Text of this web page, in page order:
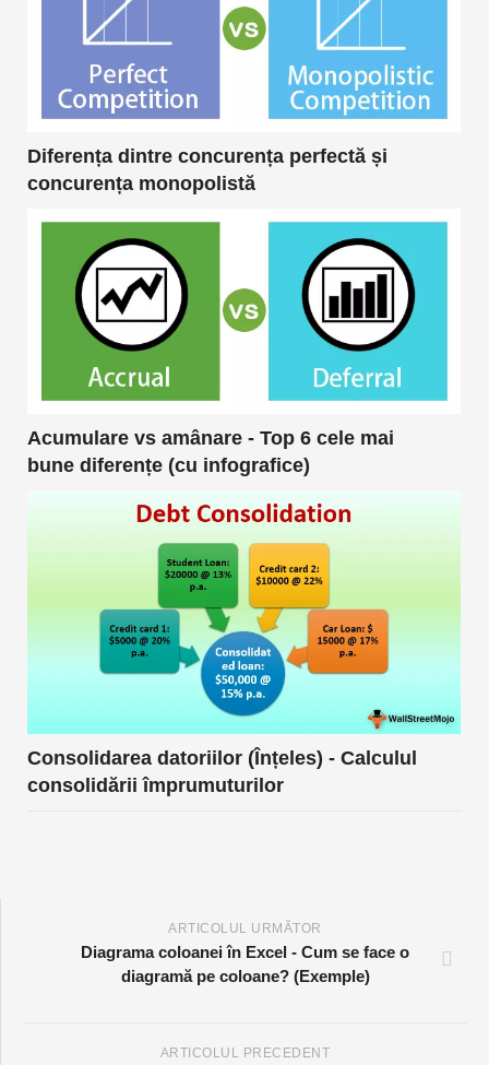
Diferența dintre concurența perfectă și
concurența monopolistă
Acumulare vs amânare - Top 6 cele mai
bune diferențe (cu infografice)
Consolidarea datoriilor (Înțeles) - Calculul
consolidării împrumuturilor
ARTICOLUL URMĂTOR
Diagrama coloanei în Excel - Cum se face o
diagramă pe coloane? (Exemple)
ARTICOLUL PRECEDENT